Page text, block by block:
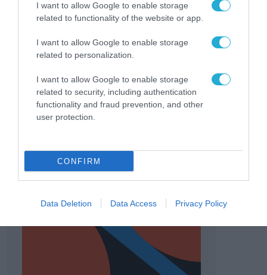
I want to allow Google to enable storage
related to functionality of the website or app.
I want to allow Google to enable storage
related to personalization.
I want to allow Google to enable storage
related to security, including authentication
functionality and fraud prevention, and other
user protection.
CONFIRM
Data Deletion Data Access Privacy Policy
ΧΡΗΜΑΤΟΔΟΤΗΣΕΙΣ
EIT Digital Venture Program 2020
με χρηματοδότηση έως €25.000